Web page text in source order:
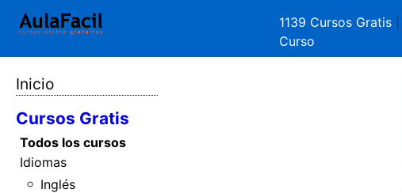
1139 Cursos Gratis
Curso
Inicio
Cursos Gratis
Todos los cursos
Idiomas
Inglés